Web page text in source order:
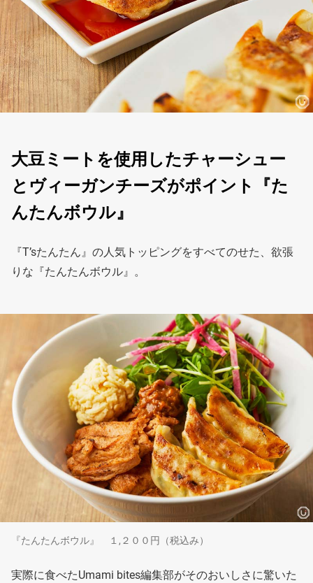
大豆ミートを使用したチャーシュー
とヴィーガンチーズがポイント『た
んたんボウル』
『T’sたんたん』の人気トッピングをすべてのせた、欲張
りな『たんたんボウル』。
『たんたんボウル』 １,２００円（税込み）
実際に食べたUmami bites編集部がそのおいしさに驚いた